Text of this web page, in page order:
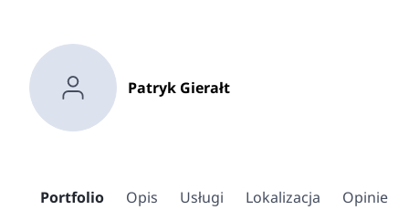
Patryk Gierałt
Portfolio Opis Usługi Lokalizacja Opinie